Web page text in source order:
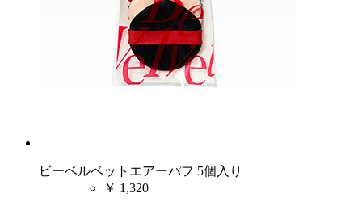
ビーベルベットエアーパフ 5個入り
￥ 1,320